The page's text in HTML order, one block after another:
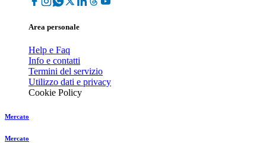
Area personale
Help e Faq
Info e contatti
Termini del servizio
Utilizzo dati e privacy
Cookie Policy
Mercato
Mercato